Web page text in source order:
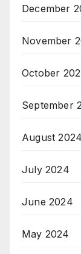
December
November
October
September
August 2024
July 2024
June 2024
May 2024